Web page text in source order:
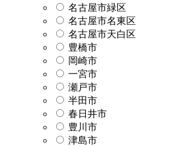
名古屋市緑区
名古屋市名東区
名古屋市天白区
豊橋市
岡崎市
一宮市
瀬戸市
半田市
春日井市
豊川市
津島市